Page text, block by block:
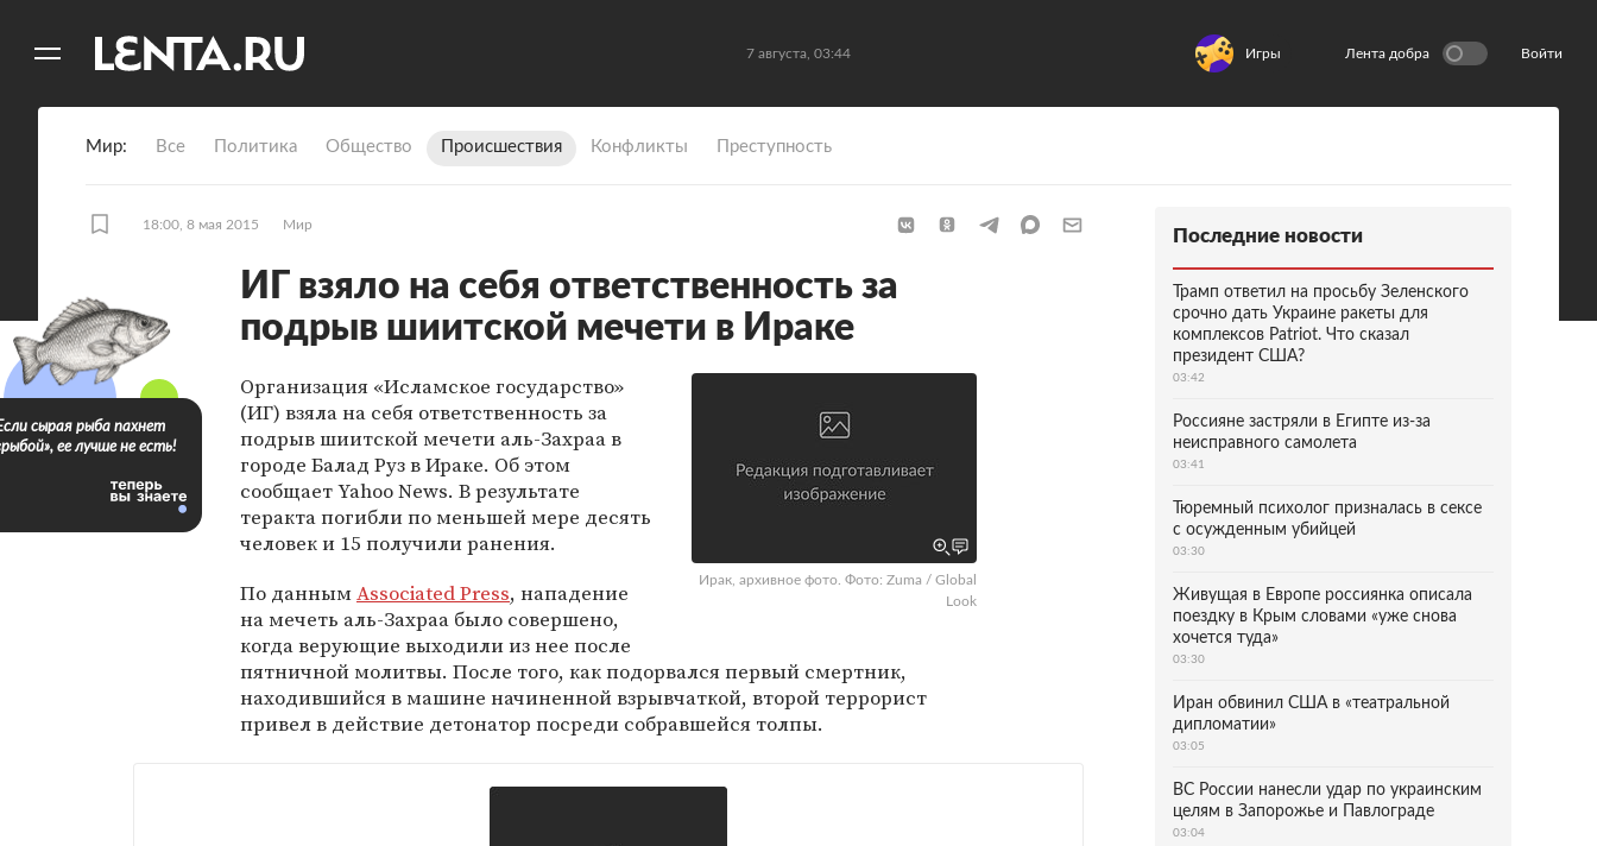
7 августа, 03:44 Игры Лента добра Войти
Мир Все Политика Общество Происшествия Конфликты Преступность
18:00, 8 мая 2015 Мир
ИГ взяло на себя ответственность за
подрыв шиитской мечети в Ираке
Ирак, архивное фото. Фото: Zuma / Global
Look
Организация «Исламское государство»
(ИГ) взяла на себя ответственность за
подрыв шиитской мечети аль-Захраа в
городе Балад Руз в Ираке. Об этом
сообщает Yahoo News. В результате
теракта погибли по меньшей мере десять
человек и 15 получили ранения.
По даннымAssociated Press, нападение
на мечеть аль-Захраа было совершено,
когда верующие выходили из нее после
пятничной молитвы. После того, как подорвался первый смертник,
находившийся в машине начиненной взрывчаткой, второй террорист
привел в действие детонатор посреди собравшейся толпы.
сырая рыба пахнет
ее лучше не есть!
Последние новости
Трамп ответил на просьбу Зеленского
срочно дать Украине ракеты для
комплексов Patriot. Что сказал
президент США?
03:42
Россияне застряли в Египте из-за
неисправного самолета
03:41
Тюремный психолог призналась в сексе
с осужденным убийцей
03:30
Живущая в Европе россиянка описала
поездку в Крым словами «уже снова
хочется туда»
03:30
Иран обвинил США в «театральной
дипломатии»
03:05
ВС России нанесли удар по украинским
целям в Запорожье и Павлограде
03:04